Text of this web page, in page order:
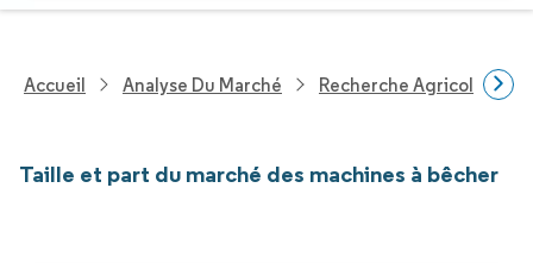
Accueil Analyse Du Marché Recherche Agricole
Taille et part du marché des machines à bêcher